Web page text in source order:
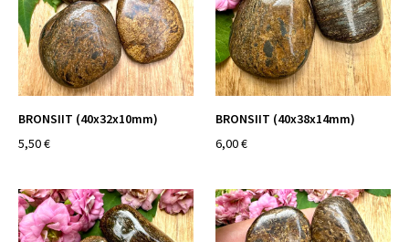
BRONSIIT (40x32x10mm)
5,50 €
BRONSIIT (40x38x14mm)
6,00 €